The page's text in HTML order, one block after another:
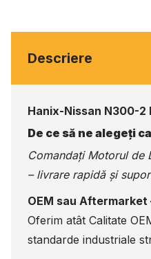
Descriere
Hanix-Nissan N300-2
De ce să ne alegeți
Comandați Motorul de
– livrare rapidă și
OEM sau
Oferim atât Calitate
standarde industriale